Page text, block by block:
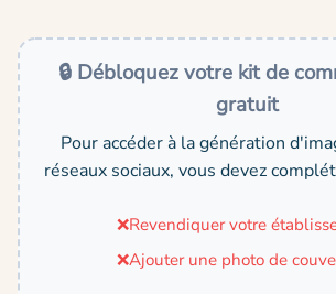
🔒 Débloquez votre kit de
gratuit
Pour accéder à la génération
réseaux sociaux, vous devez
❌Revendiquer votre
❌Ajouter une photo de